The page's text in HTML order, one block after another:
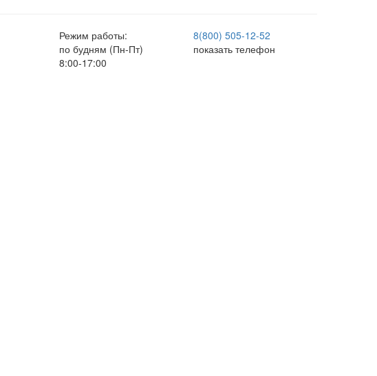
Режим работы:
по будням (Пн-Пт)
8:00-17:00
8(800) 505-12-52
показать телефон